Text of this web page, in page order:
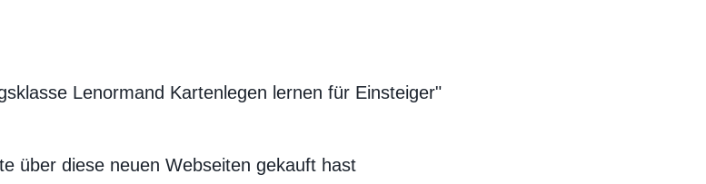
Lenormand Kartenlegen lernen für Einsteiger"
über diese neuen Webseiten gekauft hast